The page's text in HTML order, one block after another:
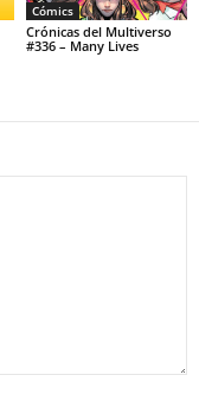
Cómics
Crónicas del Multiverso
#336 – Many Lives